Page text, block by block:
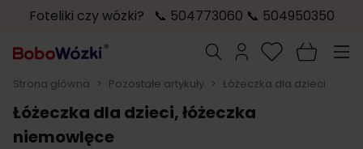
Foteliki czy wózki? 📞 504773060 📞 504950350
Szukaj
Strona główna > Pozostałe artykuły > Łóżeczka dla dzieci
Łóżeczka dla dzieci, łóżeczka
niemowlęce